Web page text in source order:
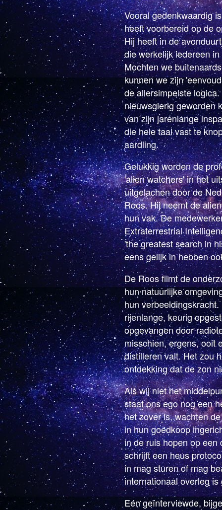
Vooral gedenkwaardig
heeft voorbereid op de
Hij heeft in de
die werkelijk iedereen
Mochten we
kunnen we zijn
de allersimpelste
nieuwsgierig geworden
van zijn jarenlange
die hele taal vast te
aardling.
Gelukkig worden de
'alien watchers' in het
uitgelachen door de
Roos. Hij neemt de
hun vak. De
Extraterrestrial
'the greatest search in
eens gelijk in hebben
De Roos filmt de
hun natuurlijke
hun
rijenlange, keurig
opgevangen door
misschien, ergens, ooit
distilleren valt. Het zou
ontdekking dat de zon
Als wij niet het
staat ons ego nog een
het zover is, wachten
in hun goedkoop
in de ruis hopen op een
schrijft een heus
in mag sturen of mag
internationaal overleg is
Eén geïnterviewde,